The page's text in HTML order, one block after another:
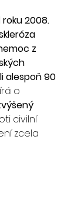
2008.
z
alespoň 90
o
civilní
zcela